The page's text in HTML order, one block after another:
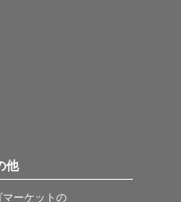
他
マーケットの